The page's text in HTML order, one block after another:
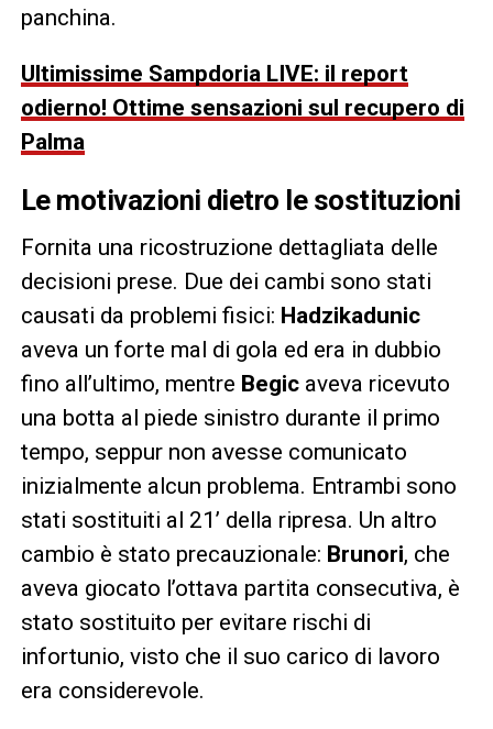
panchina.
Ultimissime Sampdoria LIVE: il report
odierno! Ottime sensazioni sul recupero di
Palma
Le motivazioni dietro le sostituzioni
Fornita una ricostruzione dettagliata delle
decisioni prese. Due dei cambi sono stati
causati da problemi fisici: Hadzikadunic
aveva un forte mal di gola ed era in dubbio
fino all’ultimo, mentre Begicaveva ricevuto
una botta al piede sinistro durante il primo
tempo, seppur non avesse comunicato
inizialmente alcun problema. Entrambi sono
stati sostituiti al 21’ della ripresa. Un altro
cambio è stato precauzionale: Brunori, che
aveva giocato l’ottava partita consecutiva, è
stato sostituito per evitare rischi di
infortunio, visto che il suo carico di lavoro
era considerevole.